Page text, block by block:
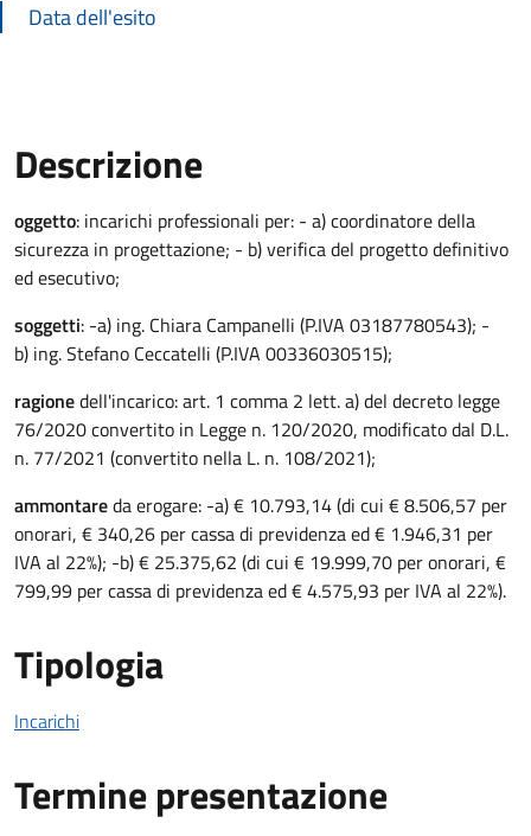
Data dell'esito
Descrizione
Descrizione Bando
oggetto: incarichi professionali per: - a) coordinatore della
sicurezza in progettazione; - b) verifica del progetto definitivo
ed esecutivo;
soggetti: -a) ing. Chiara Campanelli (P.IVA 03187780543); -
b) ing. Stefano Ceccatelli (P.IVA 00336030515);
ragionedell'incarico: art. 1 comma 2 lett. a) del decreto legge
76/2020 convertito in Legge n. 120/2020, modificato dal D.L.
n. 77/2021 (convertito nella L. n. 108/2021);
ammontareda erogare: -a) € 10.793,14 (di cui € 8.506,57 per
onorari, € 340,26 per cassa di previdenza ed € 1.946,31 per
IVA al 22%); -b) € 25.375,62 (di cui € 19.999,70 per onorari, €
799,99 per cassa di previdenza ed € 4.575,93 per IVA al 22%).
Tipologia
Incarichi
Termine presentazione